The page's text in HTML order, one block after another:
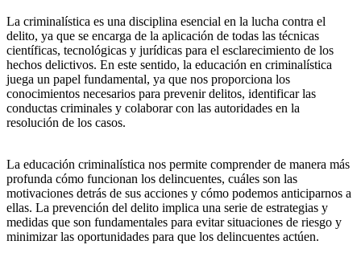
La criminalística es una disciplina esencial en la lucha contra el
delito, ya que se encarga de la aplicación de todas las técnicas
científicas, tecnológicas y jurídicas para el esclarecimiento de los
hechos delictivos. En este sentido, la educación en criminalística
juega un papel fundamental, ya que nos proporciona los
conocimientos necesarios para prevenir delitos, identificar las
conductas criminales y colaborar con las autoridades en la
resolución de los casos.
La educación criminalística nos permite comprender de manera más
profunda cómo funcionan los delincuentes, cuáles son las
motivaciones detrás de sus acciones y cómo podemos anticiparnos a
ellas. La prevención del delito implica una serie de estrategias y
medidas que son fundamentales para evitar situaciones de riesgo y
minimizar las oportunidades para que los delincuentes actúen.